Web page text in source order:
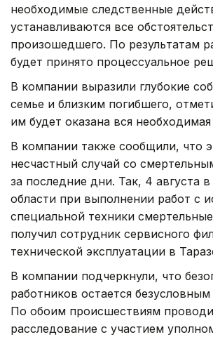
необходимые следственные
устанавливаются все
произошедшего. По результатам
будет принято процессуальное
В компании выразили глубокие
семье и близким погибшего,
им будет оказана вся
В компании также сообщили, что
несчастный случай со
за последние дни. Так, 4 августа
области при выполнении работ с
специальной техники
получил сотрудник сервисного
технической эксплуатации в
В компании подчеркнули, что
работников остается
По обоим происшествиям
расследование с участием